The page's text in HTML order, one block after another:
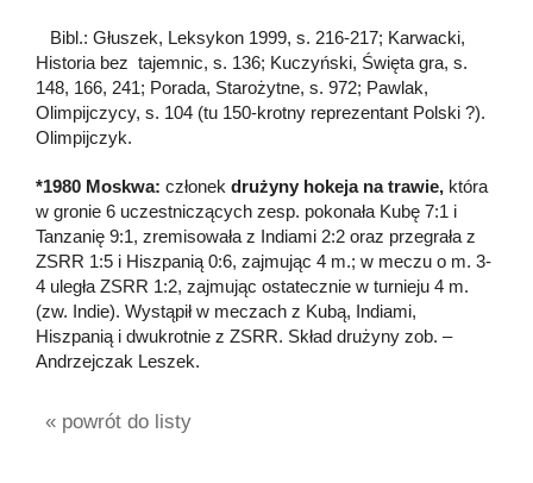
Bibl.: Głuszek, Leksykon 1999, s. 216-217; Karwacki,
Historia bez tajemnic, s. 136; Kuczyński, Święta gra, s.
148, 166, 241; Porada, Starożytne, s. 972; Pawlak,
Olimpijczycy, s. 104 (tu 150-krotny reprezentant Polski ?).
Olimpijczyk.
*1980 Moskwa: członek drużyny hokeja na trawie, która
w gronie 6 uczestniczących zesp. pokonała Kubę 7:1 i
Tanzanię 9:1, zremisowała z Indiami 2:2 oraz przegrała z
ZSRR 1:5 i Hiszpanią 0:6, zajmując 4 m.; w meczu o m. 3-
4 uległa ZSRR 1:2, zajmując ostatecznie w turnieju 4 m.
(zw. Indie). Wystąpił w meczach z Kubą, Indiami,
Hiszpanią i dwukrotnie z ZSRR. Skład drużyny zob. –
Andrzejczak Leszek.
« powrót do listy